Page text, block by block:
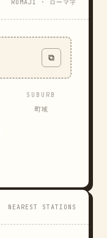
ROMAJI · ローマ字
⧉
SUBURB
町域
NEAREST STATIONS